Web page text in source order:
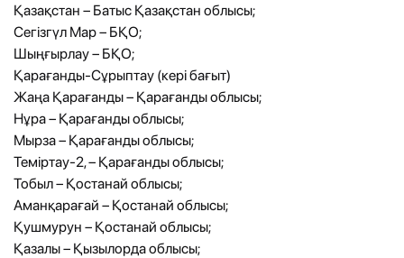
Қазақстан – Батыс Қазақстан облысы;
Сегізгүл Мар – БҚО;
Шыңғырлау – БҚО;
Қарағанды-Сұрыптау (кері бағыт)
Жаңа Қарағанды – Қарағанды облысы;
Нұра – Қарағанды облысы;
Мырза – Қарағанды облысы;
Теміртау-2, – Қарағанды облысы;
Тобыл – Қостанай облысы;
Аманқарағай – Қостанай облысы;
Қушмурун – Қостанай облысы;
Қазалы – Қызылорда облысы;